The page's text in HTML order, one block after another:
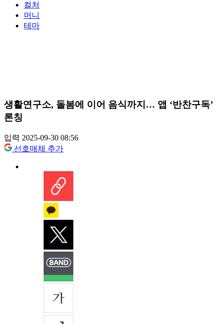
컬처
머니
테마
생활연구소, 돌봄에 이어 음식까지… 앱 ‘반찬구독’
론칭
입력 2025-09-30 08:56
선호매체 추가